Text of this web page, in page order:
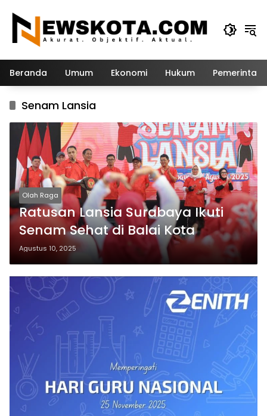
konten
Beranda Umum Ekonomi Hukum
Senam Lansia
Olah Raga
Ratusan Lansia Surabaya Ikuti
Senam Sehat di Balai Kota
Agustus 10, 2025